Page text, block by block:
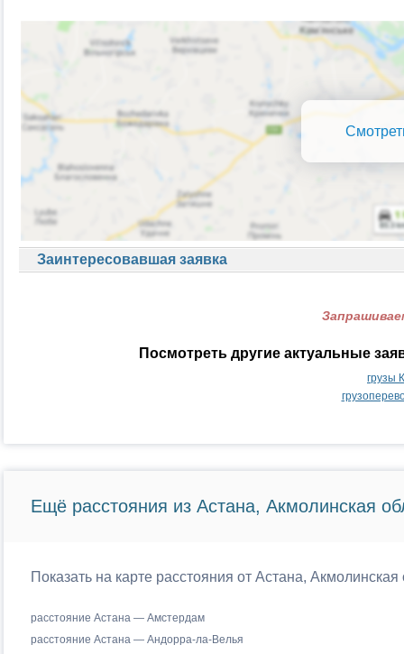
Заинтересовавшая заявка
Посмотреть другие актуальные
грузы
Ещё расстояния из Астана, Акмолинская
Показать на карте расстояния от Астана,
расстояние Астана — Амстердам
расстояние Астана — Андорра-ла-Велья